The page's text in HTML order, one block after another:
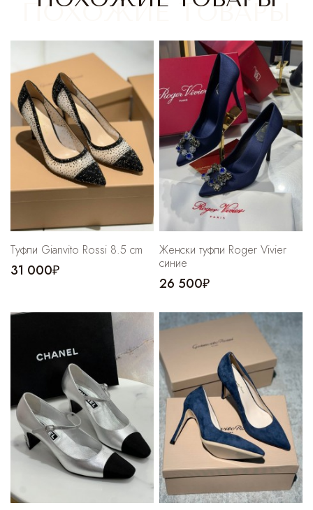
Туфли Gianvito Rossi 8.5 cm
31 000₽
Женски туфли Roger Vivier
синие
26 500₽
Cпортивные брюки
Комбинезоны